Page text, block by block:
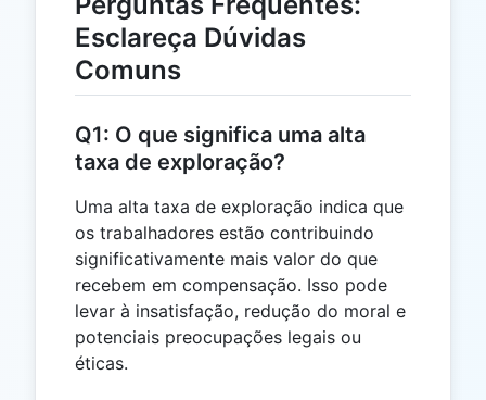
Esclareça Dúvidas
Comuns
Q1: O que significa uma alta
taxa de exploração?
Uma alta taxa de exploração indica que
os trabalhadores estão contribuindo
significativamente mais valor do que
recebem em compensação. Isso pode
levar à insatisfação, redução do moral e
potenciais preocupações legais ou
éticas.